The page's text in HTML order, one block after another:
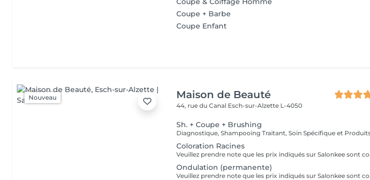
Coupe + Barbe
Coupe Enfant
Nouveau Maison de Beauté
44, rue du Canal Esch-sur-Alzette L-4050
Sh. + Coupe + Brushing
Coloration Racines
Veuillez prendre note que les prix indiqués sur
Ondulation (permanente)
Veuillez prendre note que les prix indiqués sur